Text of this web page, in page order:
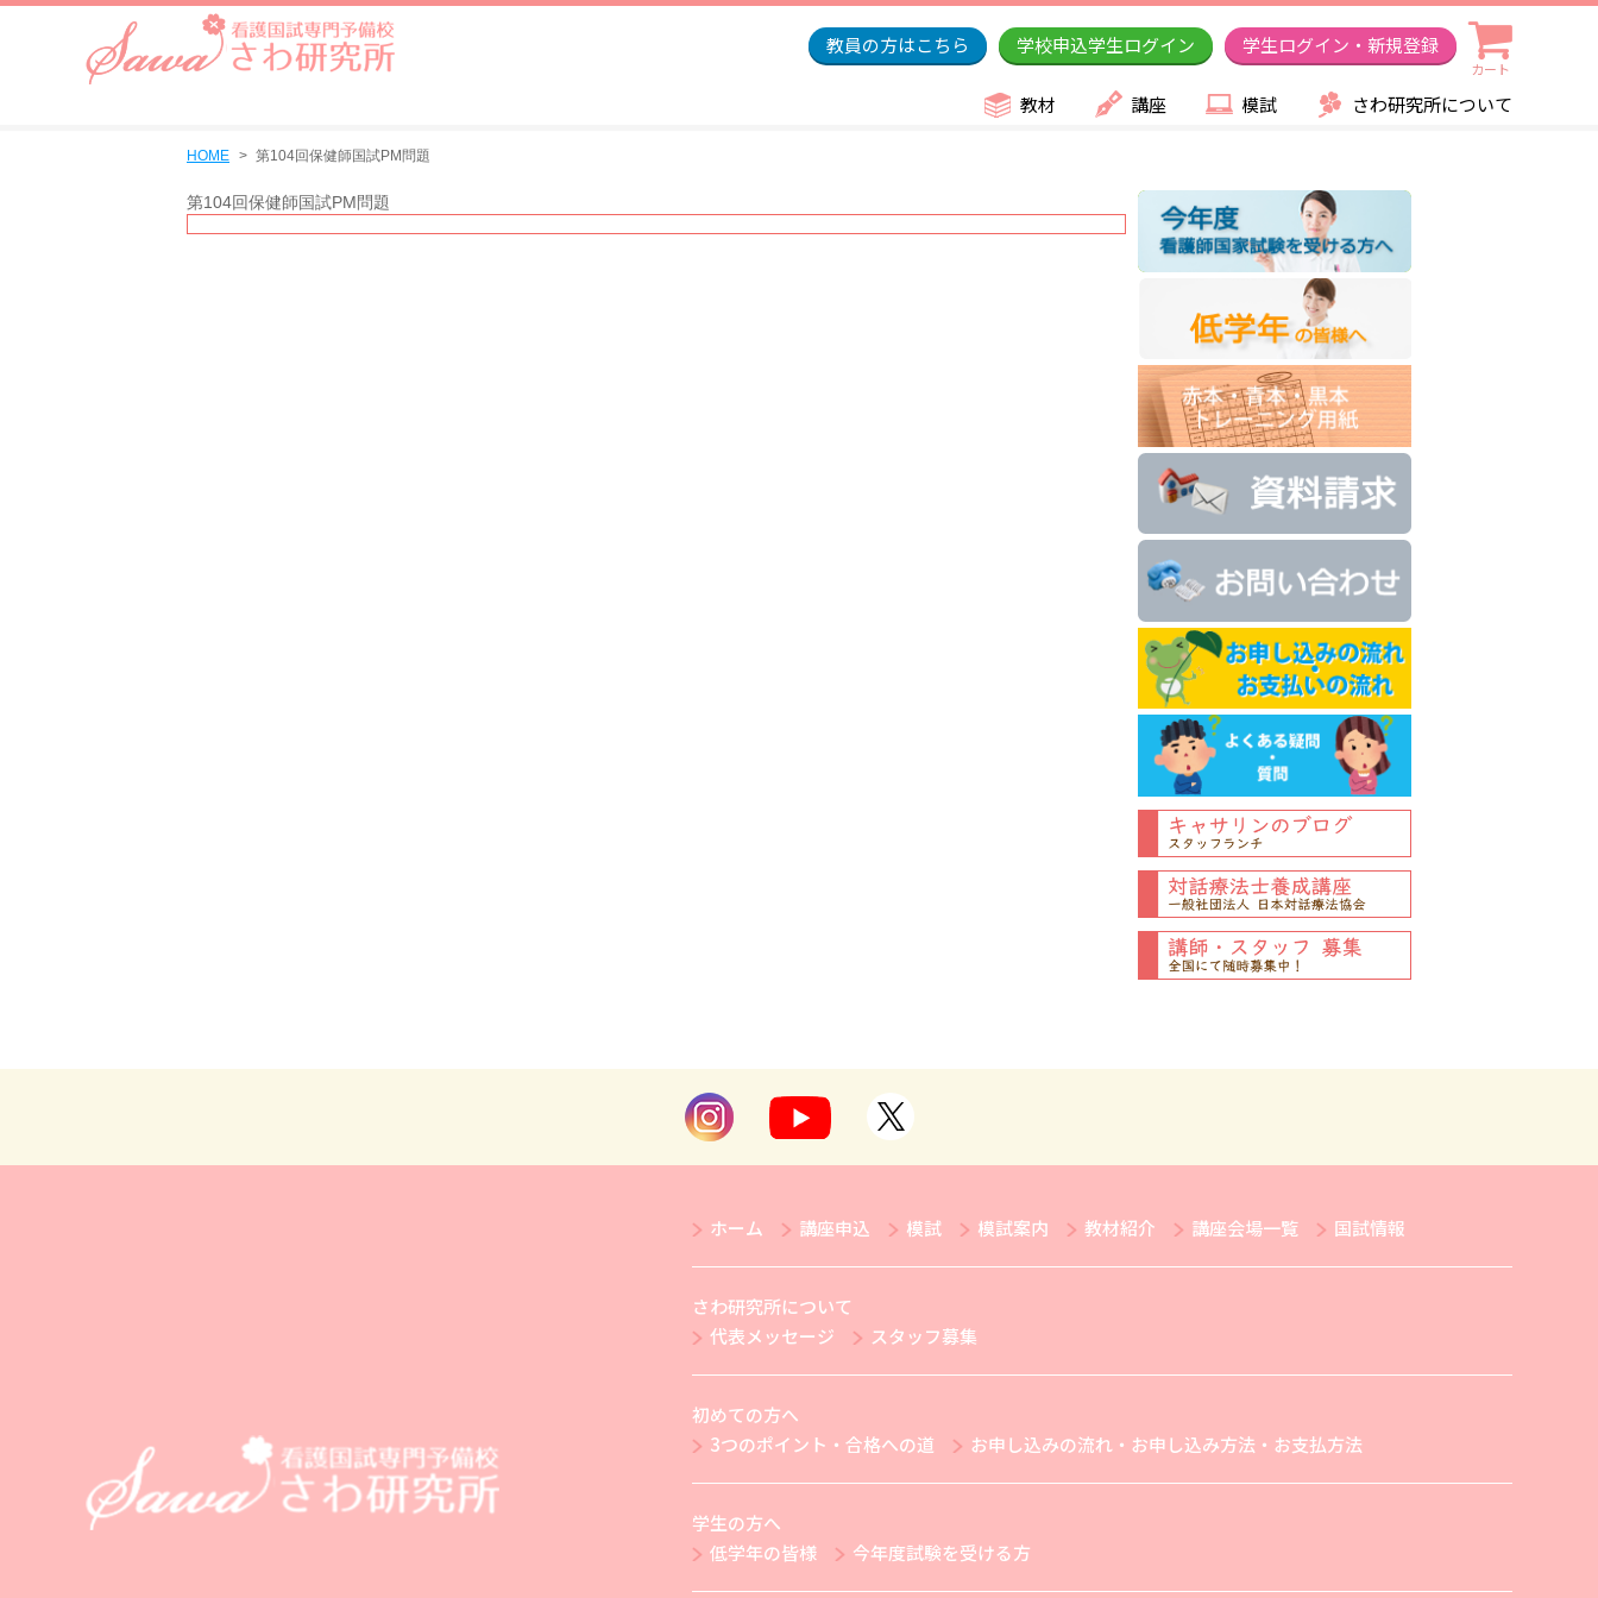
教員の方はこちら 学校申込学生ログイン 学生ログイン・新規登録
カート
教材 講座 模試 さわ研究所について
HOME 第104回保健師国試PM問題
第104回保健師国試PM問題
ホーム 講座申込 模試 模試案内 教材紹介 講座会場一覧 国試情報
さわ研究所について
代表メッセージ
スタッフ募集
初めての方へ
3つのポイント・合格への道
お申し込みの流れ・お申し込み方法・お支払方法
学生の方へ
低学年の皆様
今年度試験を受ける方